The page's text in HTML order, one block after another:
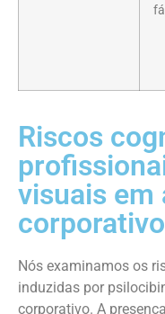
Riscos
visuais em
corporativo
Nós examinamos os
induzidas por
corporativo. A